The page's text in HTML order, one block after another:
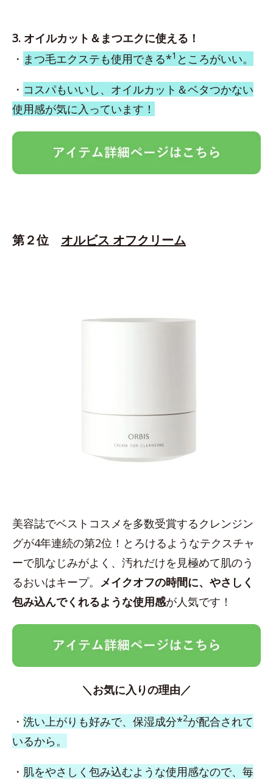
3. オイルカット＆まつエクに使える！
・ まつ毛エクステも使用できる*1 ところがいい。
・ コスパもいいし、オイルカット＆ベタつかない
使用感が気に入っています！
第２位 オルビス オフクリーム
美容誌でベストコスメを多数受賞するクレンジン
グが4年連続の第2位！とろけるようなテクスチャ
ーで肌なじみがよく、汚れだけを見極めて肌のう
るおいはキープ。 メイクオフの時間に、やさしく
包み込んでくれるような使用感が人気です！
＼お気に入りの理由／
・ 洗い上がりも好みで、保湿成分*2が配合されて
いるから。
・ 肌をやさしく包み込むような使用感なので、毎